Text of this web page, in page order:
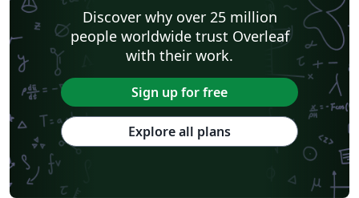
Discover why over 25 million
people worldwide trust Overleaf
with their work.
Sign up for free
Explore all plans